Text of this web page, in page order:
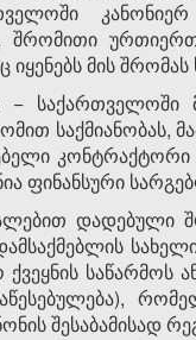
შრომითი
მის
საქართველოში
საქმიანობას,
ფინანსური
ქვეყნის
შესაბამისად